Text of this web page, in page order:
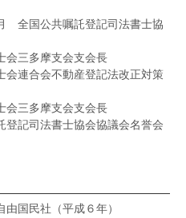
全国公共嘱託登記司法書士協
三多摩支会支会長
連合会不動産登記法改正対策
三多摩支会支会長
記司法書士協会協議会名誉会
国民社（平成６年）